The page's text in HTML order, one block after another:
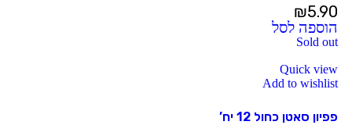
₪5.90
הוספה לסל
Sold out
Quick view
Add to wishlist
פפיון סאטן כחול 12 יח’